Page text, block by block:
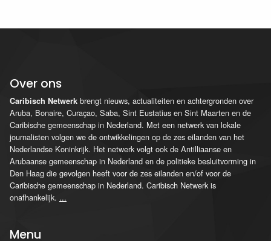
Over ons
Caribisch Netwerk brengt nieuws, actualiteiten en achtergronden over
Aruba, Bonaire, Curaçao, Saba, Sint Eustatius en Sint Maarten en de
Caribische gemeenschap in Nederland. Met een netwerk van lokale
journalisten volgen we de ontwikkelingen op de zes eilanden van het
Nederlandse Koninkrijk. Het netwerk volgt ook de Antilliaanse en
Arubaanse gemeenschap in Nederland en de politieke besluitvorming in
Den Haag die gevolgen heeft voor de zes eilanden en/of voor de
Caribische gemeenschap in Nederland. Caribisch Netwerk is
onafhankelijk. ...
Menu